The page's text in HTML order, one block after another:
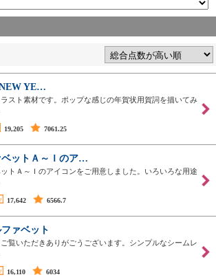
YE…
スト素材です。ポップな感じの年賀状用賀詞を描いてみ
19,205 7061.25
ベットＡ～Ｉのア…
トＡ～Ｉのアイコンをご用意しました。いろいろな用途
17,642 6566.7
ァベット
覧いただきありがごうございます。シンプルなシームレ
16,110 6034